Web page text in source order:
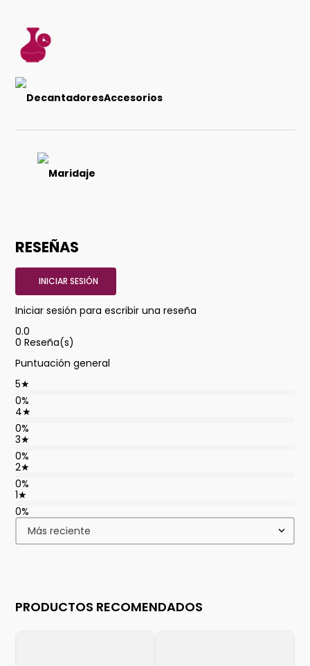
DecantadoresAccesorios
Maridaje
RESEÑAS
INICIAR SESIÓN
Iniciar sesión para escribir una reseña
0.0
0 Reseña(s)
Puntuación general
5★
0%
4★
0%
3★
0%
2★
0%
1★
0%
Más reciente
PRODUCTOS RECOMENDADOS